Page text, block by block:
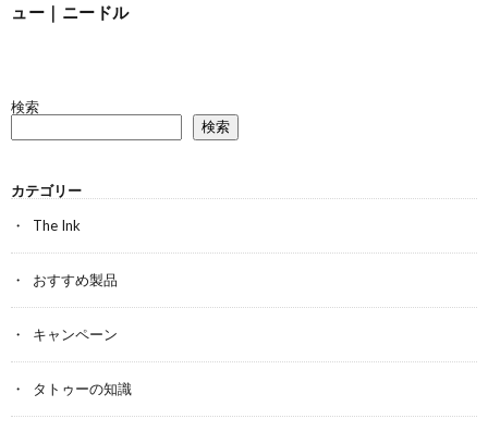
ュー｜ニードル
検索
検索
カテゴリー
The Ink
おすすめ製品
キャンペーン
タトゥーの知識